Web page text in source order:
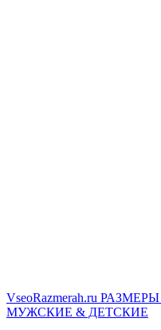
VseoRazmerah.ru
МУЖСКИЕ & ДЕТСКИЕ